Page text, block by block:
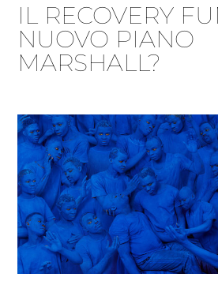
IL RECOVERY
NUOVO PIANO
MARSHALL?